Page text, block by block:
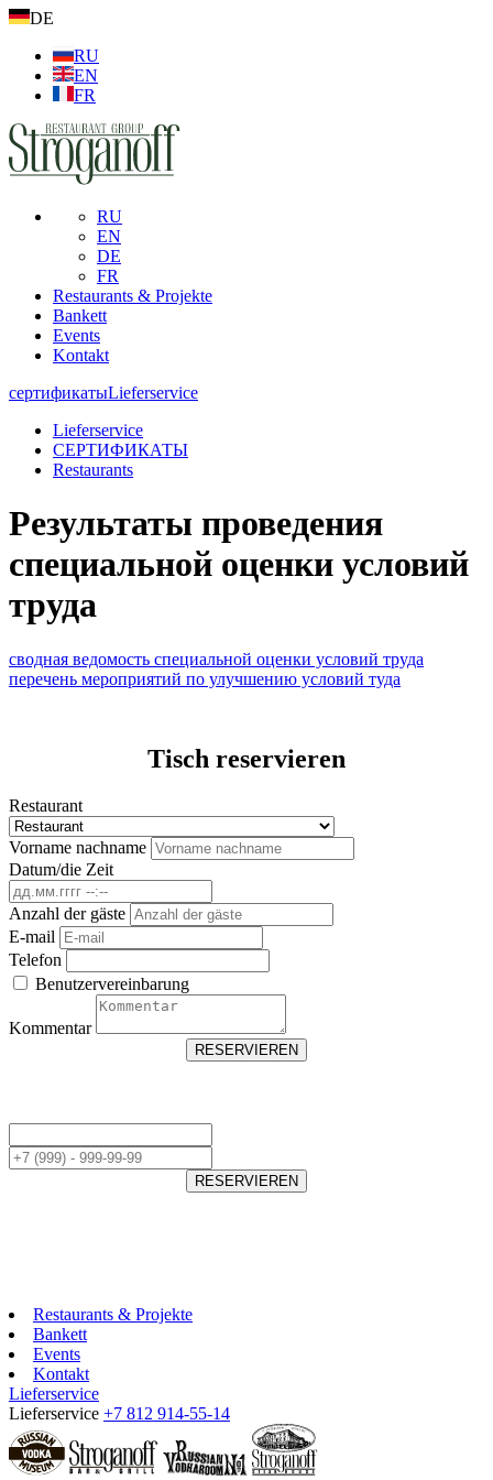
DE
RU
EN
FR
RU
EN
DE
FR
Restaurants & Projekte
Bankett
Events
Kontakt
сертификатыLieferservice
Lieferservice
СЕРТИФИКАТЫ
Restaurants
Результаты проведения
специальной оценки условий
труда
сводная ведомость специальной оценки условий труда
перечень мероприятий по улучшению условий туда
Tisch reservieren
Restaurant
Vorname nachname
Datum/die Zeit
Anzahl der gäste
E-mail
Telefon
Benutzervereinbarung
Kommentar
RESERVIEREN
RESERVIEREN
Restaurants & Projekte
Bankett
Events
Kontakt
Lieferservice
Lieferservice +7 812 914-55-14